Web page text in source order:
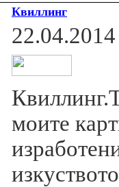
Квиллинг
22.04.2014
моите